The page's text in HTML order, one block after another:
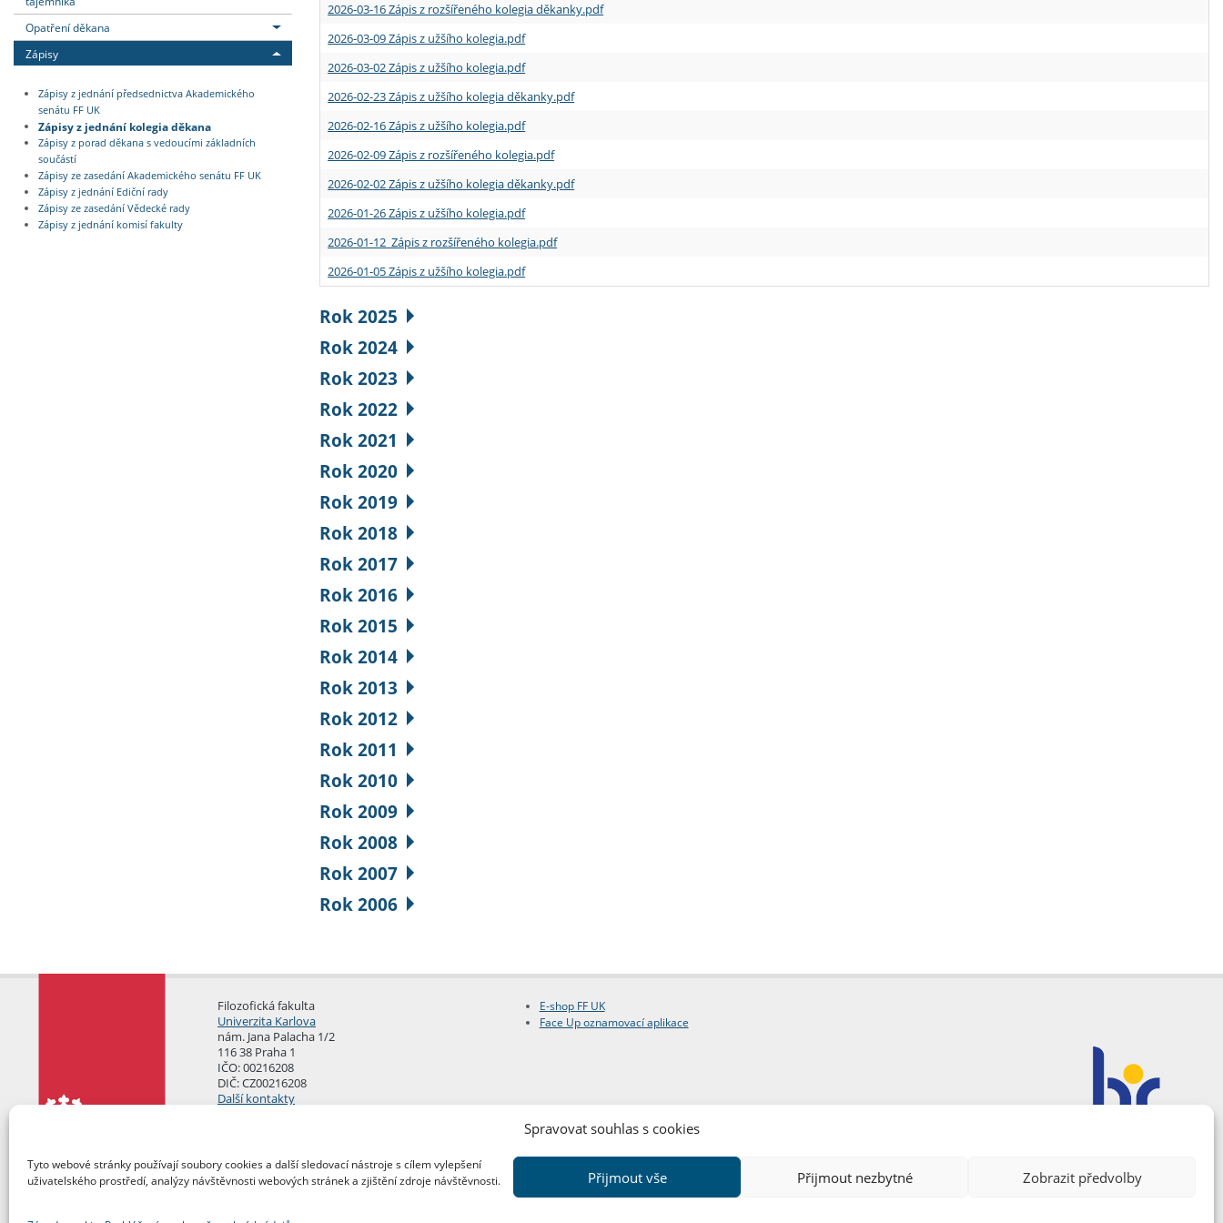
Spravovat souhlas s cookies
Tyto webové stránky používají soubory cookies a další sledovací nástroje s cílem vylepšení
uživatelského prostředí, analýzy návštěvnosti webových stránek a zjištění zdroje návštěvnosti.
Přijmout vše Přijmout nezbytné Zobrazit předvolby
Opatření děkana
Zápisy
Zápisy z jednání předsednictva Akademického
senátu FF UK
Zápisy z jednání kolegia děkana
Zápisy z porad děkana s vedoucími základních
součástí
Zápisy ze zasedání Akademického senátu FF UK
Zápisy z jednání Ediční rady
Zápisy ze zasedání Vědecké rady
Zápisy z jednání komisí fakulty
2026-03-16 Zápis z rozšířeného kolegia děkanky.pdf
2026-03-09 Zápis z užšího kolegia.pdf
2026-03-02 Zápis z užšího kolegia.pdf
2026-02-23 Zápis z užšího kolegia děkanky.pdf
2026-02-16 Zápis z užšího kolegia.pdf
2026-02-09 Zápis z rozšířeného kolegia.pdf
2026-02-02 Zápis z užšího kolegia děkanky.pdf
2026-01-26 Zápis z užšího kolegia.pdf
2026-01-12 Zápis z rozšířeného kolegia.pdf
2026-01-05 Zápis z užšího kolegia.pdf
Rok 2025
Rok 2024
Rok 2023
Rok 2022
Rok 2021
Rok 2020
Rok 2019
Rok 2018
Rok 2017
Rok 2016
Rok 2015
Rok 2014
Rok 2013
Rok 2012
Rok 2011
Rok 2010
Rok 2009
Rok 2008
Rok 2007
Rok 2006
Filozofická fakulta
Univerzita Karlova
nám. Jana Palacha 1/2
116 38 Praha 1
IČO: 00216208
DIČ: CZ00216208
Další kontakty
E-shop FF UK
Face Up oznamovací aplikace